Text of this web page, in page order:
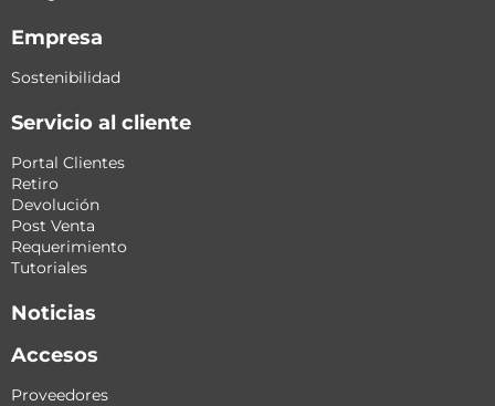
Empresa
Sostenibilidad
Servicio al cliente
Portal Clientes
Retiro
Devolución
Post Venta
Requerimiento
Tutoriales
Noticias
Accesos
Proveedores